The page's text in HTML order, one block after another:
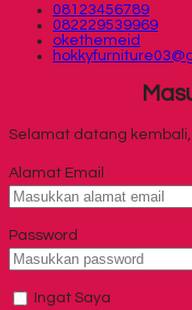
08123456789
082229539969
okethemeid
Selamat datang kembali,
Alamat Email
Password
Ingat Saya